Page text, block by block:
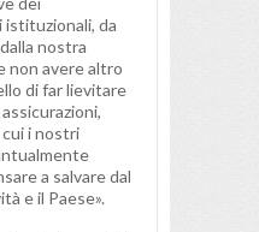
da
nostra
non avere altro
di far lievitare
i nostri
a salvare dal
e il Paese».